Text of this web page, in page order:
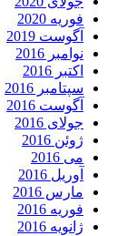
فوریه 2020
آگوست 2019
نوامبر 2016
اکتبر 2016
سپتامبر 2016
آگوست 2016
جولای 2016
ژوئن 2016
می 2016
آوریل 2016
مارس 2016
فوریه 2016
ژانویه 2016